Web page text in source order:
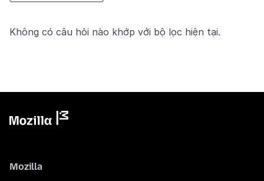
Không có câu hỏi nào khớp với bộ lọc hiện tại.
Mozilla